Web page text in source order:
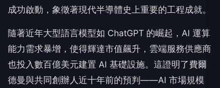
成功啟動，象徵著現代半導體史上重要的工程成就。
隨著近年大型語言模型如 ChatGPT 的崛起，AI 運算
能力需求暴增，使得輝達市值飆升，雲端服務供應商
也投入數百億美元建置 AI 基礎設施。這證明了費爾
德曼與共同創辦人近十年前的預判——AI 市場規模